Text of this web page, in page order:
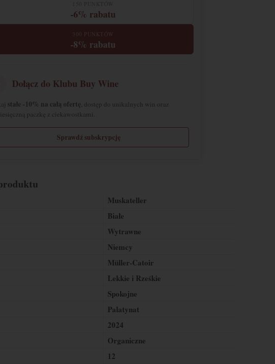
-6% rabatu
300 PUNKTÓW
-8% rabatu
Dołącz do Klubu Buy Wine
stałe -10% na całą ofertę, dostęp do unikalnych win oraz
paczkę z ciekawostkami.
Sprawdź subskrypcję
Muskateller
Białe
Wytrawne
Niemcy
Müller-Catoir
Lekkie i Rześkie
Spokojne
Palatynat
2024
Organiczne
12